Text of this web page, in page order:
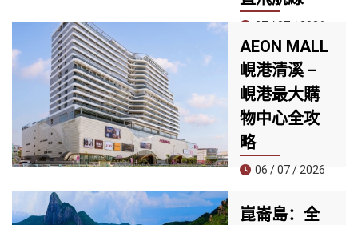
27 / 07 / 2026
PhuQuoc
Airways（SPA）
正式開通新加坡－
富國島直飛航線，
這是航空公司開航
以來的第四條國際
（Full-service）直
AEON MALL
峴港清溪 –
峴港最大購
物中心全攻
略
06 / 07 / 2026
段的 AEON MALL
崑崙島：全